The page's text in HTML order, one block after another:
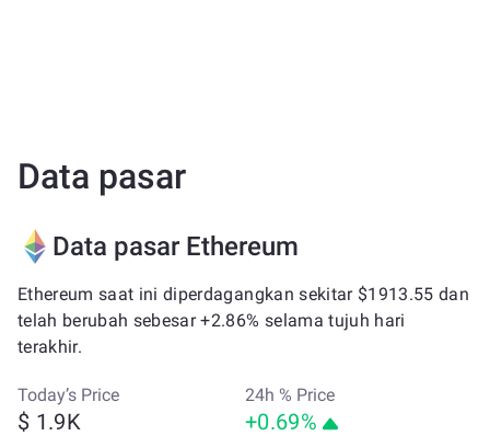
Data pasar
Data pasar Ethereum
Ethereum saat ini diperdagangkan sekitar $1913.55 dan
telah berubah sebesar +2.86% selama tujuh hari
terakhir.
Today’s Price
$ 1.9K
24h % Price
+0.69%